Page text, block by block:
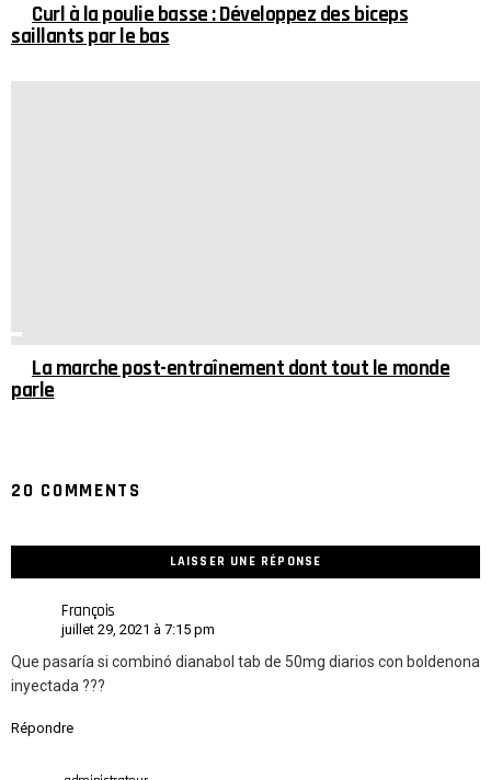
Curl à la poulie basse : Développez des biceps
saillants par le bas
La marche post-entraînement dont tout le monde
parle
20 COMMENTS
LAISSER UNE RÉPONSE
François
juillet 29, 2021 à 7:15 pm
Que pasaría si combinó dianabol tab de 50mg diarios con boldenona
inyectada ???
Répondre